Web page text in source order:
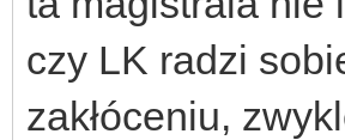
czy LK radzi
zakłóceniu,